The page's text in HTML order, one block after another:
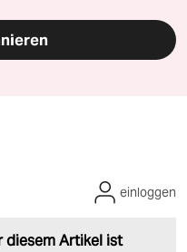
diesem Artikel ist
einloggen